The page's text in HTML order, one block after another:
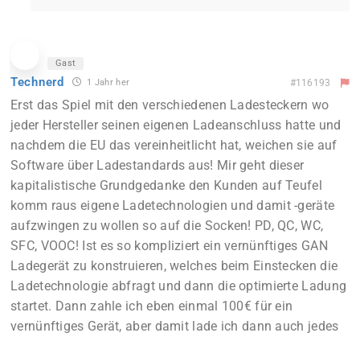
Gast
Technerd 1 Jahr her #116193
Erst das Spiel mit den verschiedenen Ladesteckern wo
jeder Hersteller seinen eigenen Ladeanschluss hatte und
nachdem die EU das vereinheitlicht hat, weichen sie auf
Software über Ladestandards aus! Mir geht dieser
kapitalistische Grundgedanke den Kunden auf Teufel
komm raus eigene Ladetechnologien und damit -geräte
aufzwingen zu wollen so auf die Socken! PD, QC, WC,
SFC, VOOC! Ist es so kompliziert ein vernünftiges GAN
Ladegerät zu konstruieren, welches beim Einstecken die
Ladetechnologie abfragt und dann die optimierte Ladung
startet. Dann zahle ich eben einmal 100€ für ein
vernünftiges Gerät, aber damit lade ich dann auch jedes